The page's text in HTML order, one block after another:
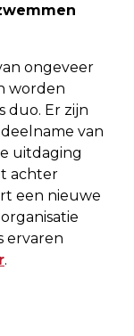
ongeveer
worden
duo. Er zijn
van
uitdaging
achter
een nieuwe
ervaren
.